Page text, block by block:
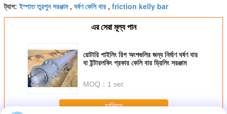
ট্যাগ:ইস্পাত তুরপুন সরঞ্জাম, ঘর্ষণ কেলি বার , friction kelly bar
এর সেরা মূল্য পান
রোটারি পাইলিং রিগ অংশগুলির জন্য নির্মাণ ঘর্ষণ বার
বা ইন্টারলকিং প্রকার কেলি বার ড্রিলিং সরঞ্জাম
MOQ： 1 set
চালিয়ে